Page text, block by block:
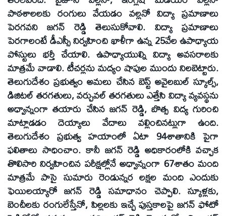
పాఠశాలలకు రంగులు వేయడం వల్లనో విద్యా ప్రమాణాలు
పెరగవని జగన్ రెడ్డి తెలుసుకోవాలి. విద్యా ప్రమాణాలు
పెరగాలంటే డీఎస్సీ నిర్వహించి ఖాళీగా ఉన్న 25వేల ఉపాధ్యాయ
పోస్టులు భర్తీ చేయాలి. ఉపాధ్యాయుల్ని విద్యా అవసరాలకు
మాత్రమే వాడాలి. టీచర్లను మద్యం షాపుల ముందు నిలబెట్టారు.
తెలుగుదేశం ప్రభుత్వం అమలు చేసిన బెస్ట్ అవైలబుల్ స్కూల్స్,
డిజిటల్ తరగతులు, వర్చువల్ తరగతులు ఎత్తేసి విద్యా వ్యవస్థను
అధ్వాన్నంగా తయారు చేసిన జగన్ రెడ్డి, బొత్స విద్య గురించి
మాట్లాడడం దెయ్యాలు వేదాలు వల్లించినట్లుగా ఉంది.
తెలుగుదేశం ప్రభుత్వ హయాంలో ఏటా 94శాతానికి పైగా
ఫలితాలు సాధించాం. కానీ జగన్ రెడ్డి అధికారంలోకి వచ్చాక
తొలిసారి నిర్వహించిన పరీక్షల్లోనే అధ్వాన్నంగా 67శాతం మంది
మాత్రమే పాసై సుమారు రెండున్నర లక్షల మంది ఎందుకు
ఫెయిలయ్యారో జగన్ రెడ్డి సమాధానం చెప్పాలి. స్కూళ్లకు,
బెంచీలకు రంగులేస్తేనో, పిల్లలకు ఇచ్చే పుస్తకాలపై జగన్ ఫోటో